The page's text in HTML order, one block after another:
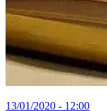
13/01/2020 - 12:00